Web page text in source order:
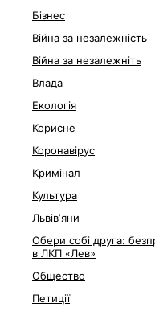
Бізнес
Війна за незалежність
Війна за незалежніть
Влада
Екологія
Корисне
Коронавірус
Кримінал
Культура
Львівʼяни
Обери собі друга:
в ЛКП «Лев»
Общество
Петиції